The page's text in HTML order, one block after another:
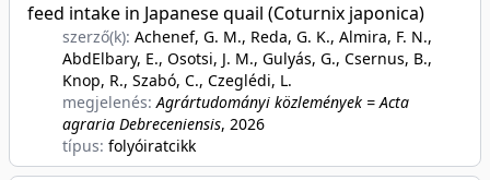
feed intake in Japanese quail (Coturnix japonica)
szerző(k): Achenef, G. M., Reda, G. K., Almira, F. N.,
AbdElbary, E., Osotsi, J. M., Gulyás, G., Csernus, B.,
Knop, R., Szabó, C., Czeglédi, L.
megjelenés:Agrártudományi közlemények = Acta
agraria Debreceniensis, 2026
típus: folyóiratcikk